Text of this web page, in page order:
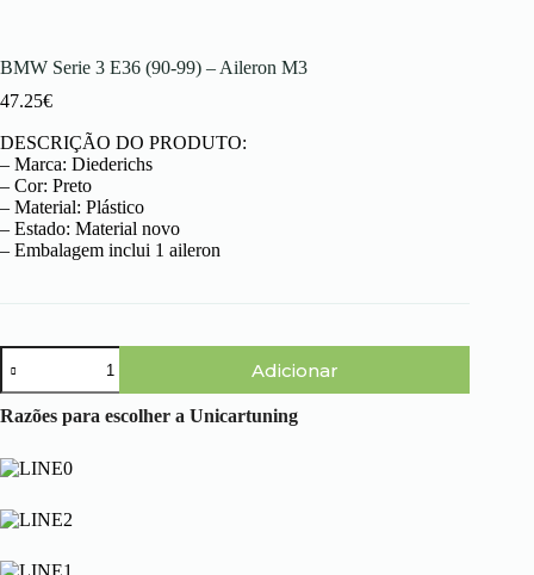
BMW Serie 3 E36 (90-99) – Aileron M3
47.25€
DESCRIÇÃO DO PRODUTO:
– Marca: Diederichs
– Cor: Preto
– Material: Plástico
– Estado: Material novo
– Embalagem inclui 1 aileron
Quantidade
de
BMW
Serie
E36
(90-
–
M3
Adicionar
Razões para escolher a Unicartuning